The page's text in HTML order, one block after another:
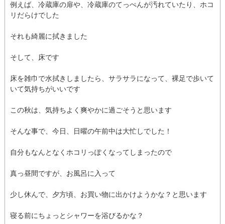
例えば、冷蔵庫の扉や、冷蔵庫のてっぺんが汚れていたり、ホコ
リだらけでした
それも綺麗に拭きました
そして、床です
床を雑巾で水拭きしましたら、サラサラになって、裸足で歩いて
いて気持ちがいいです
この秋は、気持ちよく爽やかに過ごそうと思います
そんな事で、今日、日曜の午前中は大忙しでした！
自分もなんとなくホコリっぽくなってしまったので
真っ昼間ですが、お風呂に入って
少し休んで、夕方頃、お買い物に出かけようかな？と思います
寝る前にちょっとシャワーを浴びるかな？